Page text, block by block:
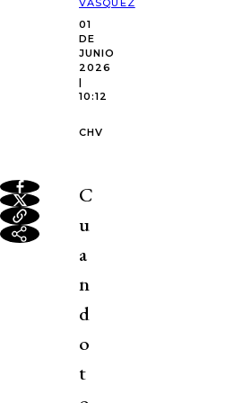
VÁSQUEZ
01
DE
JUNIO
2026
|
10:12
CHV
C
u
a
n
d
o
t